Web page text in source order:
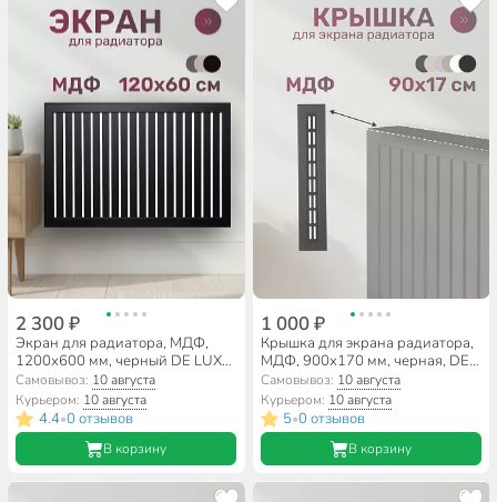
2 300 ₽
Экран для радиатора, МДФ,
1200х600 мм, черный DE LUXE,
реечный, Стильный Дом
Самовывоз: 10 августа
Курьером: 10 августа
4.4•0 отзывов
В корзину
1 000 ₽
Крышка для экрана радиатора,
МДФ, 900х170 мм, черная, DE
LUXE, Стильный Дом
Самовывоз: 10 августа
Курьером: 10 августа
5•0 отзывов
В корзину